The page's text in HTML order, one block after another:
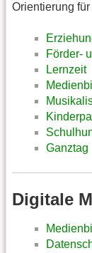
Orientierung
Förder-
Lernzeit
Ganztag
Digitale